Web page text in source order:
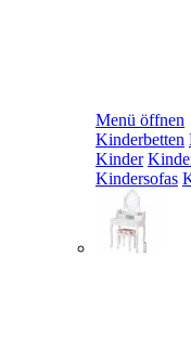
Menü öffnen
Kinderbetten
Kinder
Kindersofas